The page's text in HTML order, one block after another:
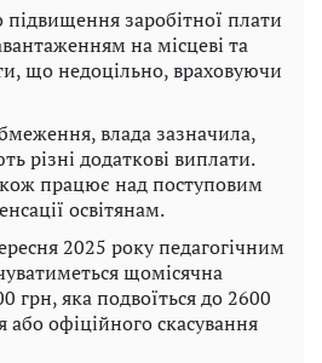
заробітної плати
на місцеві та
що недоцільно, враховуючи
влада зазначила,
різні додаткові виплати.
працює над поступовим
освітянам.
2025 року педагогічним
щомісячна
грн, яка подвоїться до 2600
або офіційного скасування